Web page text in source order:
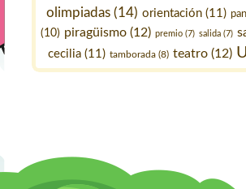
olimpiadas (14) orientación (11)
(10) piragüismo (12) premio (7) salida (7)
cecilia (11) tamborada (8) teatro (12)